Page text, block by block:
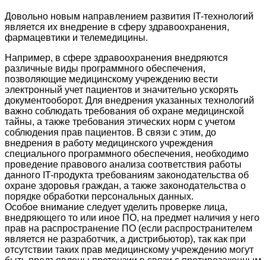
Довольно новым направлением развития IT-технологий
является их внедрение в сферу здравоохранения,
фармацевтики и телемедицины.
Например, в сфере здравоохранения внедряются
различные виды программного обеспечения,
позволяющие медицинскому учреждению вести
электронный учет пациентов и значительно ускорять
документооборот. Для внедрения указанных технологий
важно соблюдать требования об охране медицинской
тайны, а также требования этических норм с учетом
соблюдения прав пациентов. В связи с этим, до
внедрения в работу медицинского учреждения
специального программного обеспечения, необходимо
проведение правового анализа соответствия работы
данного IT-продукта требованиям законодательства об
охране здоровья граждан, а также законодательства о
порядке обработки персональных данных.
Особое внимание следует уделить проверке лица,
внедряющего то или иное ПО, на предмет наличия у него
прав на распространение ПО (если распространителем
является не разработчик, а дистрибьютор), так как при
отсутствии таких прав медицинскому учреждению могут